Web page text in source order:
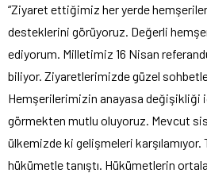
“Ziyaret ettiğimiz her yerde
desteklerini görüyoruz. Değerli
ediyorum. Milletimiz 16 Nisan
biliyor. Ziyaretlerimizde güzel
Hemşerilerimizin anayasa değişikliği
görmekten mutlu oluyoruz. Mevcut
ülkemizde ki gelişmeleri karşılamıyor.
hükümetle tanıştı. Hükümetlerin